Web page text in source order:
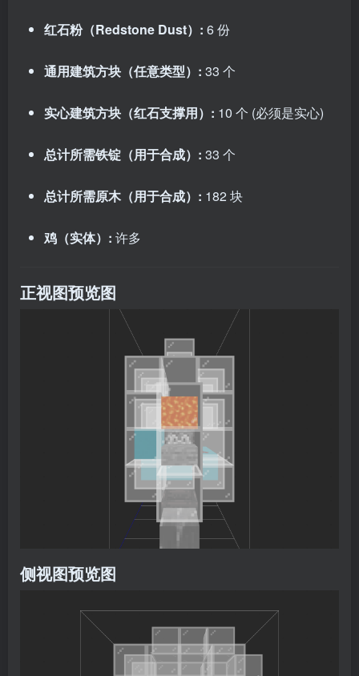
红石粉（Redstone Dust）: 6 份
通用建筑方块（任意类型）: 33 个
实心建筑方块（红石支撑用）: 10 个 (必须是实心)
总计所需铁锭（用于合成）: 33 个
总计所需原木（用于合成）: 182 块
鸡（实体）: 许多
正视图预览图
侧视图预览图